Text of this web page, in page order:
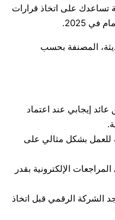
تساعدك على اتخاذ قرارات
2025.
المصنفة بحسب
إيجابي عند اعتماد
للعمل بشكل مثالي على
الإلكترونية بقدر
الشركة الرقمي قبل اتخاذ